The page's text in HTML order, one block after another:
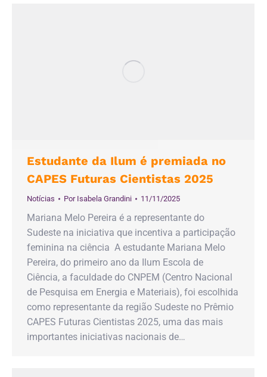
Estudante da Ilum é premiada no
CAPES Futuras Cientistas 2025
Notícias Por Isabela Grandini 11/11/2025
Mariana Melo Pereira é a representante do
Sudeste na iniciativa que incentiva a participação
feminina na ciência A estudante Mariana Melo
Pereira, do primeiro ano da Ilum Escola de
Ciência, a faculdade do CNPEM (Centro Nacional
de Pesquisa em Energia e Materiais), foi escolhida
como representante da região Sudeste no Prêmio
CAPES Futuras Cientistas 2025, uma das mais
importantes iniciativas nacionais de…